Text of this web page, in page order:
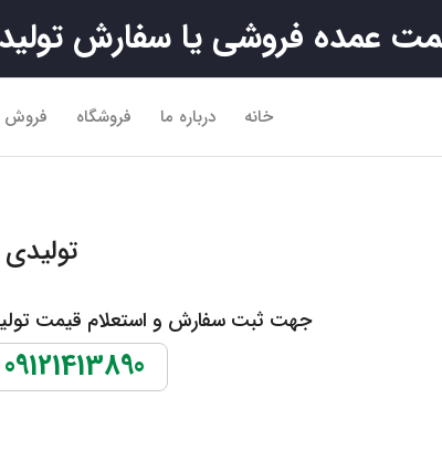
عمده فروشی یا سفارش تولید
خانه درباره ما فروشگاه فروش
جهت ثبت سفارش و استعلام قیمت
09121413890